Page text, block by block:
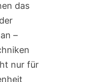
das
–
nur für